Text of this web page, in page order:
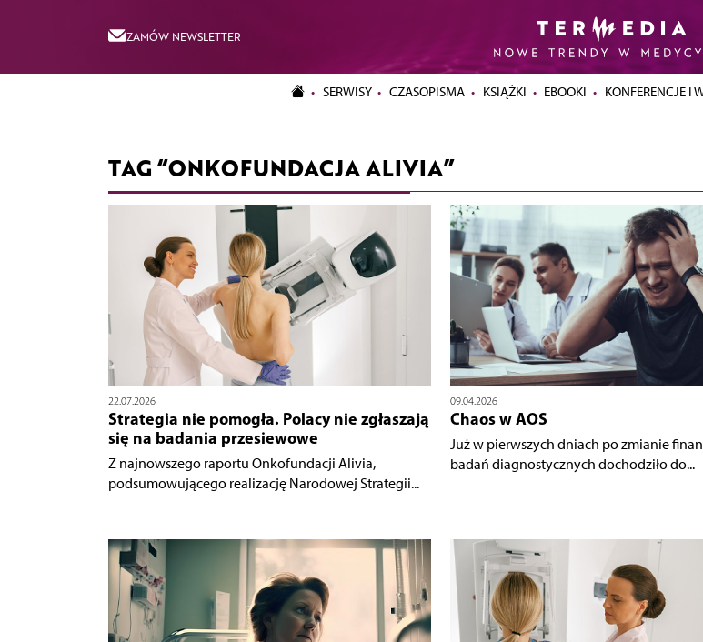
ZAMÓW NEWSLETTER
SERWISY CZASOPISMA KSIĄŻKI EBOOKI KONFERENCJE I
TAG “ONKOFUNDACJA ALIVIA”
22.07.2026
Strategia nie pomogła. Polacy nie zgłaszają
się na badania przesiewowe
Z najnowszego raportu Onkofundacji Alivia,
podsumowującego realizację Narodowej Strategii...
09.04.2026
Chaos w AOS
Już w pierwszych dniach po zmianie
badań diagnostycznych dochodziło do...